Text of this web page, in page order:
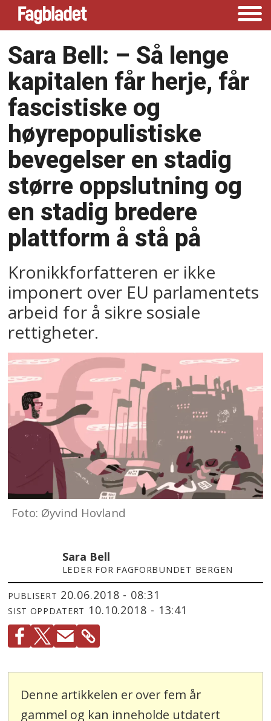
Sara Bell: –⁠ Så lenge
kapitalen får herje, får
fascistiske og
høyrepopulistiske
bevegelser en stadig
større oppslutning og
en stadig bredere
plattform å stå på
Kronikkforfatteren er ikke
imponert over EU parlamentets
arbeid for å sikre sosiale
rettigheter.
Foto: Øyvind Hovland
Sara Bell
LEDER FOR FAGFORBUNDET BERGEN
PUBLISERT 20.06.2018 - 08:31
SIST OPPDATERT 10.10.2018 - 13:41
Denne artikkelen er over fem år
gammel og kan inneholde utdatert